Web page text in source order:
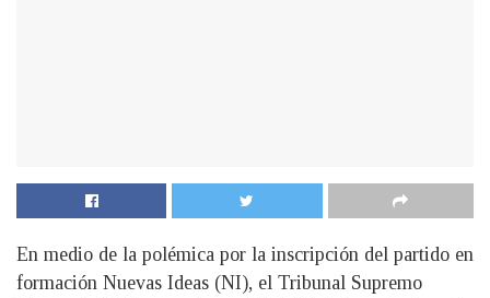
En medio de la polémica por la inscripción del partido en
formación Nuevas Ideas (NI), el Tribunal Supremo